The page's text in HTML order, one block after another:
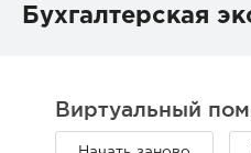
Бухгалтерская